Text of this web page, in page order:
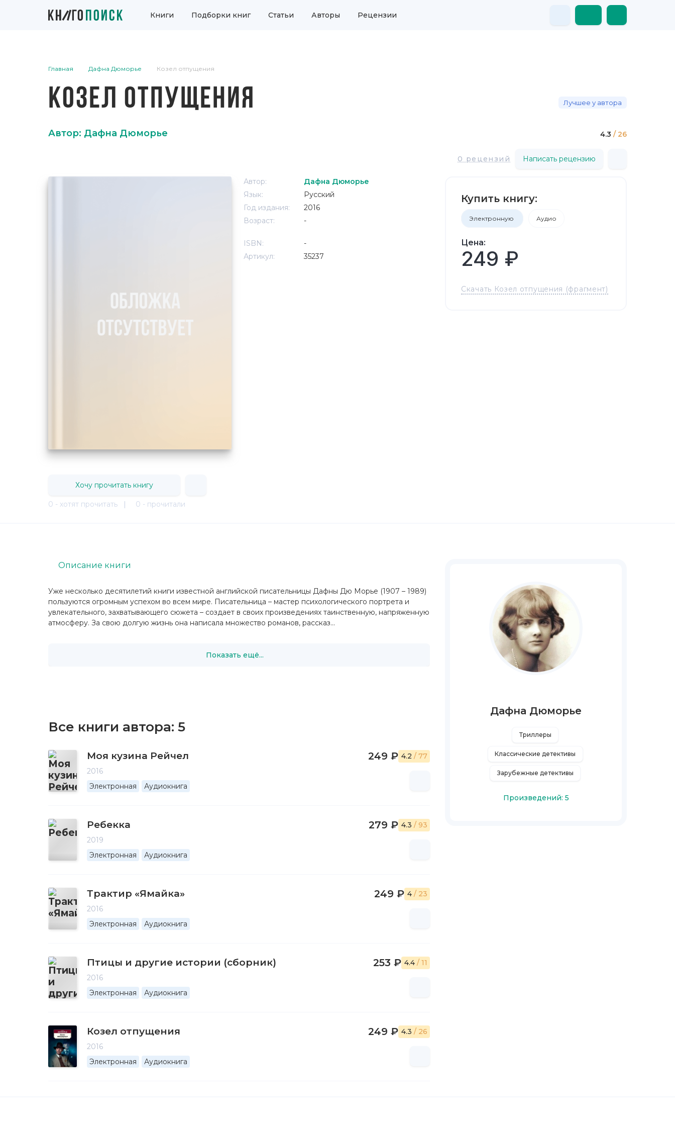
Книги Подборки книг Статьи Авторы Рецензии
Главная Дафна Дюморье Козел отпущения
КОЗЕЛ ОТПУЩЕНИЯ Лучшее у автора
Автор: Дафна Дюморье 4.3 / 26
0 рецензий Написать рецензию
Автор:
Дафна Дюморье
Язык:
Русский
Год издания:
2016
Возраст:
-
ISBN:
-
Артикул:
35237
Купить книгу:
Электронную Аудио
Цена:
249 ₽
Скачать Козел отпущения (фрагмент)
Хочу прочитать книгу
0 - хотят прочитать | 0 - прочитали
Уже несколько десятилетий книги известной английской писательницы Дафны Дю Морье (1907 – 1989)
пользуются огромным успехом во всем мире. Писательница – мастер психологического портрета и
увлекательного, захватывающего сюжета – создает в своих произведениях таинственную, напряженную
атмосферу. За свою долгую жизнь она написала множество романов, рассказ...
Показать ещё...
Описание книги
Все книги автора: 5
Моя кузина Рейчел
2016
Электронная
Аудиокнига
249 ₽ 4.2 / 77
Ребекка
2019
Электронная
Аудиокнига
279 ₽ 4.3 / 93
Трактир «Ямайка»
2016
Электронная
Аудиокнига
249 ₽ 4 / 23
Птицы и другие истории (сборник)
2016
Электронная
Аудиокнига
253 ₽ 4.4 / 11
Козел отпущения
2016
Электронная
Аудиокнига
249 ₽ 4.3 / 26
Дафна Дюморье
Триллеры
Классические детективы
Зарубежные детективы
Произведений: 5